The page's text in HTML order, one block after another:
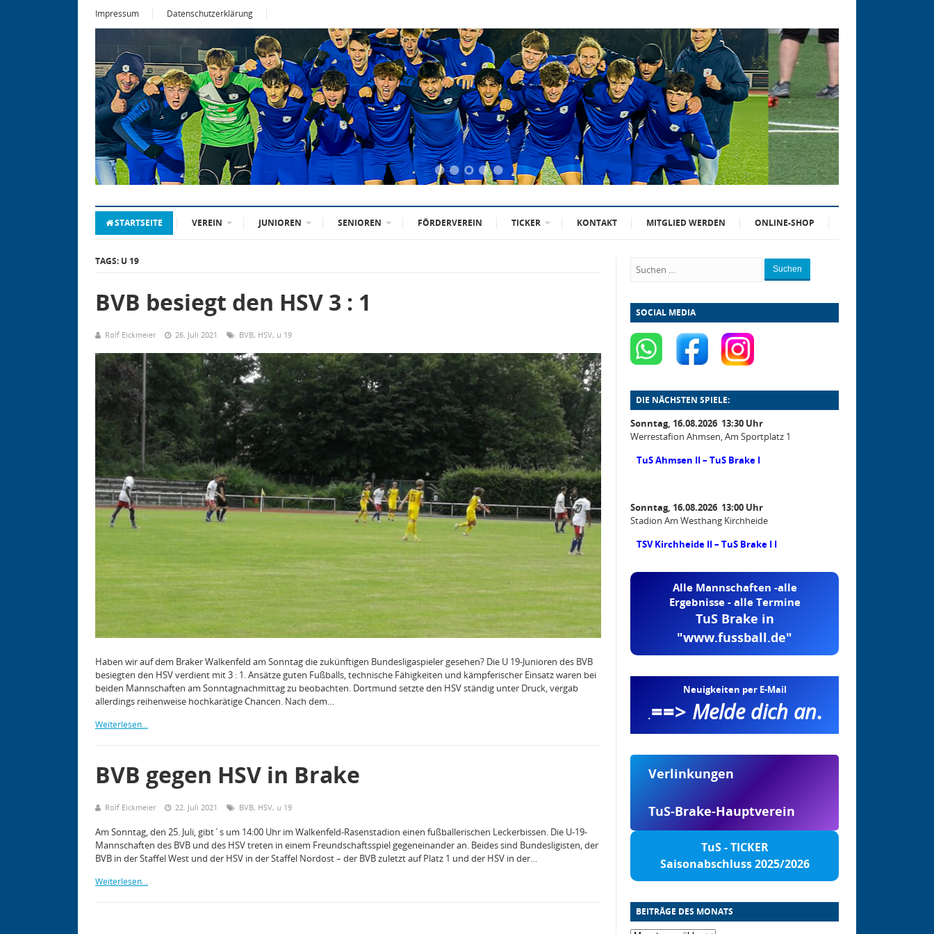
Impressum Datenschutzerklärung
STARTSEITE VEREIN JUNIOREN SENIOREN FÖRDERVEREIN TICKER KONTAKT MITGLIED WERDEN ONLINE-SHOP
TAGS: U 19
BVB besiegt den HSV 3 : 1
Rolf Eickmeier 26. Juli 2021 BVB, HSV, u 19
Haben wir auf dem Braker Walkenfeld am Sonntag die zukünftigen Bundesligaspieler gesehen? Die U 19-Junioren des BVB
besiegten den HSV verdient mit 3 : 1. Ansätze guten Fußballs, technische Fähigkeiten und kämpferischer Einsatz waren bei
beiden Mannschaften am Sonntagnachmittag zu beobachten. Dortmund setzte den HSV ständig unter Druck, vergab
allerdings reihenweise hochkarätige Chancen. Nach dem…
Weiterlesen...
BVB gegen HSV in Brake
Rolf Eickmeier 22. Juli 2021 BVB, HSV, u 19
Am Sonntag, den 25. Juli, gibt´s um 14:00 Uhr im Walkenfeld-Rasenstadion einen fußballerischen Leckerbissen. Die U-19-
Mannschaften des BVB und des HSV treten in einem Freundschaftsspiel gegeneinander an. Beides sind Bundesligisten, der
BVB in der Staffel West und der HSV in der Staffel Nordost – der BVB zuletzt auf Platz 1 und der HSV in der…
Weiterlesen...
Suchen
SOCIAL MEDIA
DIE NÄCHSTEN SPIELE:
Sonntag, 16.08.2026 13:30 Uhr
Werrestafion Ahmsen, Am Sportplatz 1
TuS Ahmsen II – TuS Brake I
Sonntag, 16.08.2026 13:00 Uhr
Stadion Am Westhang Kirchheide
TSV Kirchheide II – TuS Brake I I
Alle Mannschaften -alle
Ergebnisse - alle Termine
TuS Brake in
"www.fussball.de"
Neuigkeiten per E-Mail
.==> Melde dich an.
Verlinkungen
TuS-Brake-Hauptverein
TuS - TICKER
Saisonabschluss 2025/2026
BEITRÄGE DES MONATS